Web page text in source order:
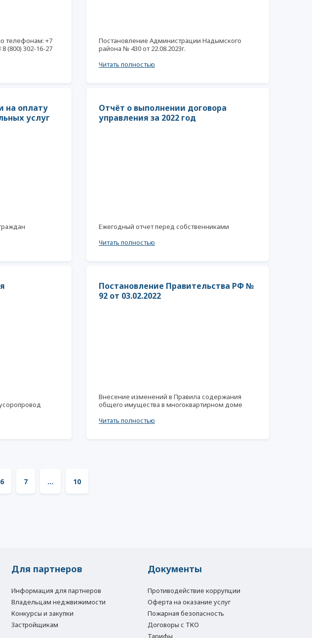
телефонам: +7
8 (800) 302-16-27
Постановление Администрации Надымского
района № 430 от 22.08.2023г.
Читать полностью
на оплату
услуг
Отчёт о выполнении договора
управления за 2022 год
Ежегодный отчет перед собственниками
Читать полностью
Постановление Правительства РФ №
92 от 03.02.2022
Внесение изменений в Правила содержания
общего имущества в многоквартирном доме
Читать полностью
6 7 ... 10
Для партнеров
Информация для партнеров
Владельцам неджвижимости
Конкурсы и закупки
Застройщикам
Документы
Противодействие коррупции
Оферта на оказание услуг
Пожарная безопасность
Договоры с ТКО
Тарифы